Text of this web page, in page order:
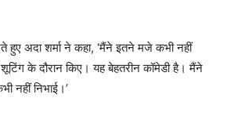
हुए अदा शर्मा ने कहा, ‘मैंने इतने मजे कभी नहीं
के दौरान किए। यह बेहतरीन कॉमेडी है। मैंने
नहीं निभाई।’